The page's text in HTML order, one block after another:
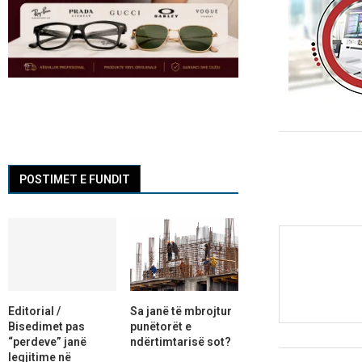
POSTIMET E FUNDIT
Editorial /
Bisedimet pas
“perdeve” janë
legjitime në
Sa janë të mbrojtur
punëtorët e
ndërtimtarisë sot?